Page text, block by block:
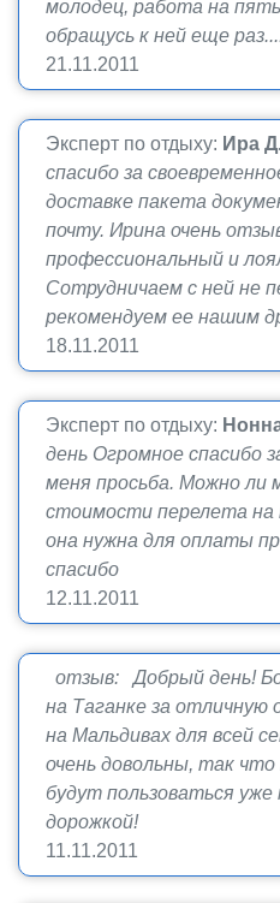
молодец, работа на
обращусь к ней еще
21.11.2011
Эксперт по отдыху: Ира
спасибо за
доставке пакета
почту. Ирина очень
профессиональный и
Сотрудничаем с ней не
рекомендуем ее нашим
18.11.2011
Эксперт по отдыху:
день Огромное спасибо
меня просьба. Можно ли
стоимости перелета на
она нужна для оплаты
спасибо
12.11.2011
отзыв: Добрый день!
на Таганке за отличную
на Мальдивах для всей
очень довольны, так
будут пользоваться
дорожкой!
11.11.2011